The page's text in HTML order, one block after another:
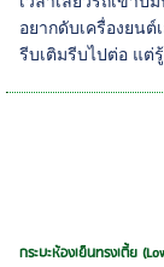
อยากดับเครื่องยนต์
รีบเติมรีบไปต่อ แต่
กระบะห้องเย็นทรงเตี้ย